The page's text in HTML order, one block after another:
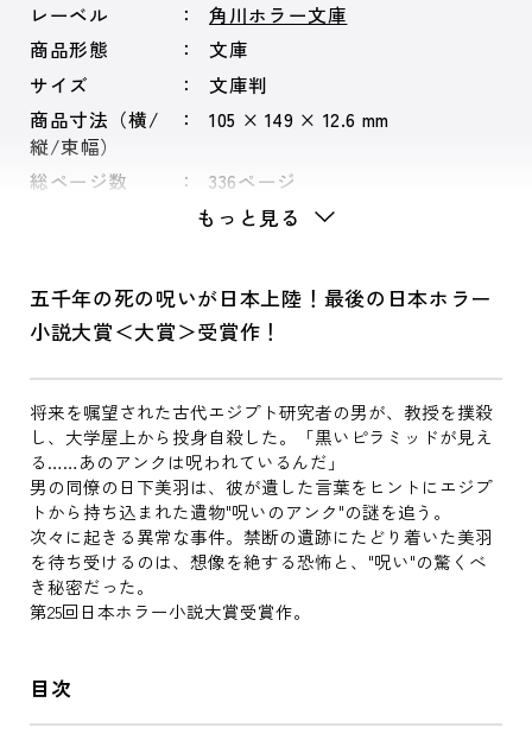
レーベル
角川ホラー文庫
商品形態
文庫
サイズ
文庫判
商品寸法（横/
縦/束幅）
105 × 149 × 12.6 mm
総ページ数 336ページ
もっと見る
五千年の死の呪いが日本上陸！最後の日本ホラー
小説大賞＜大賞＞受賞作！
将来を嘱望された古代エジプト研究者の男が、教授を撲殺
し、大学屋上から投身自殺した。「黒いピラミッドが見え
る……あのアンクは呪われているんだ」
男の同僚の日下美羽は、彼が遺した言葉をヒントにエジプ
トから持ち込まれた遺物"呪いのアンク"の謎を追う。
次々に起きる異常な事件。禁断の遺跡にたどり着いた美羽
を待ち受けるのは、想像を絶する恐怖と、"呪い"の驚くべ
き秘密だった。
第25回日本ホラー小説大賞受賞作。
目次